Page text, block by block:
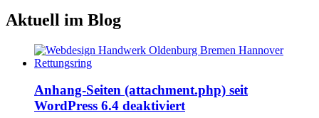
Aktuell im Blog
Anhang-Seiten (attachment.php) seit
WordPress 6.4 deaktiviert